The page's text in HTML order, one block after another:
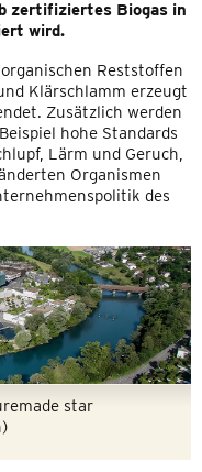
zertifiziertes Biogas in
wird.
Reststoffen
Klärschlamm erzeugt
Zusätzlich werden
hohe Standards
Lärm und Geruch,
Organismen
des
star